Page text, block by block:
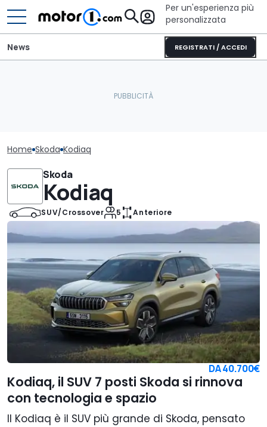
Per un'esperienza più
personalizzata
REGISTRATI / ACCEDI
News
Home Skoda Kodiaq
Skoda
Kodiaq
SUV/Crossover 5 Anteriore
DA40.700€
Kodiaq, il SUV 7 posti Skoda si rinnova
con tecnologia e spazio
Il Kodiaq è il SUV più grande di Skoda, pensato